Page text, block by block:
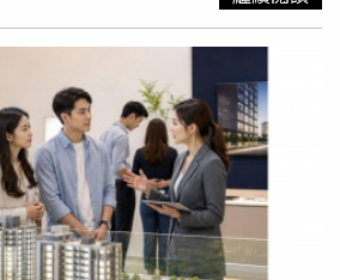
一分鐘笑到最後一刻。節目另一大亮
將以不同主題打造專屬舞台，邀請跨
限定演出，從經典金曲到流行舞蹈、
，讓每一集都充滿驚喜，也讓觀眾重
氣勢與魅力。吳宗憲霸氣表示，不論
每一次當成人生第一次接觸這個行
！」他更送上招牌八字箴言：「靈
最後不忘拉長音大喊：「《超級大熱
漢典則以一句：「我們還是回來
情。他感謝一路沒有離開的忠實粉